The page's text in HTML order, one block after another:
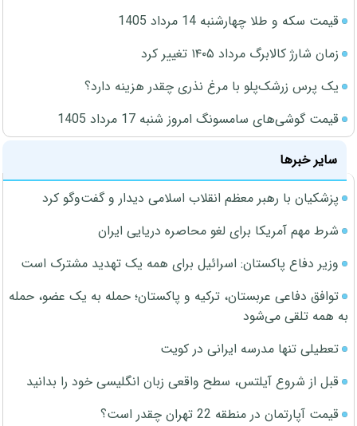
قیمت سکه و طلا چهارشنبه 14 مرداد 1405
زمان شارژ کالابرگ مرداد ۱۴۰۵ تغییر کرد
یک پرس زرشک‌پلو با مرغ نذری چقدر هزینه دارد؟
قیمت گوشی‌های سامسونگ امروز شنبه 17 مرداد 1405
سایر خبرها
پزشکیان با رهبر معظم انقلاب اسلامی دیدار و گفت‌وگو کرد
شرط مهم آمریکا برای لغو محاصره دریایی ایران
وزیر دفاع پاکستان: اسرائیل برای همه یک تهدید مشترک است
توافق دفاعی عربستان، ترکیه و پاکستان؛ حمله به یک عضو، حمله
به همه تلقی می‌شود
تعطیلی تنها مدرسه ایرانی در کویت
قبل از شروع آیلتس، سطح واقعی زبان انگلیسی خود را بدانید
قیمت آپارتمان در منطقه 22 تهران چقدر است؟